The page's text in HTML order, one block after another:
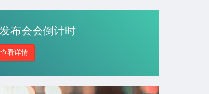
来自：酒店预订应用程序用户界面套件下载
布会会倒计时
查看详情